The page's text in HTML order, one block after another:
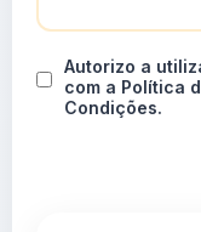
Autorizo a
com a Política
Condições.